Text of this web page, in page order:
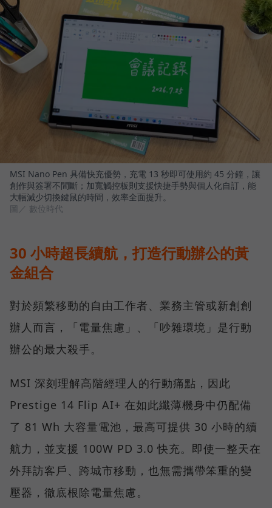
MSI Nano Pen 具備快充優勢，充電 13 秒即可使用約 45 分鐘，讓
創作與簽署不間斷；加寬觸控板則支援快捷手勢與個人化自訂，能
大幅減少切換鍵鼠的時間，效率全面提升。
圖／ 數位時代
30 小時超長續航，打造行動辦公的黃
金組合
對於頻繁移動的自由工作者、業務主管或新創創
辦人而言，「電量焦慮」、「吵雜環境」是行動
辦公的最大殺手。
MSI 深刻理解高階經理人的行動痛點，因此
Prestige 14 Flip AI+ 在如此纖薄機身中仍配備
了 81 Wh 大容量電池，最高可提供 30 小時的續
航力，並支援 100W PD 3.0 快充。即使一整天在
外拜訪客戶、跨城市移動，也無需攜帶笨重的變
壓器，徹底根除電量焦慮。